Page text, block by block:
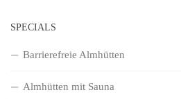
SPECIALS
Barrierefreie Almhütten
Almhütten mit Sauna